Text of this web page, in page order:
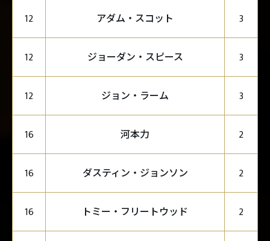
12 アダム・スコット 3
12 ジョーダン・スピース 3
12 ジョン・ラーム 3
16 河本力 2
16 ダスティン・ジョンソン 2
16 トミー・フリートウッド 2